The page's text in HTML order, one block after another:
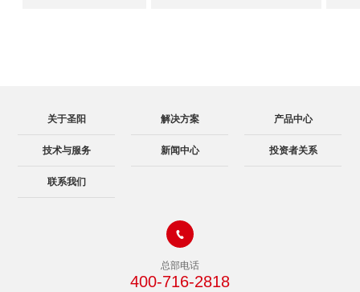
关于圣阳 解决方案 产品中心
技术与服务 新闻中心 投资者关系
联系我们

总部电话
400-716-2818